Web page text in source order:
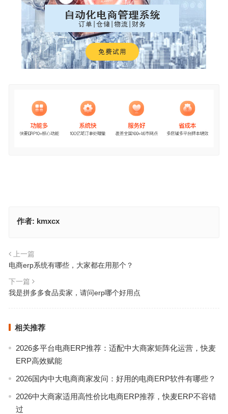
作者: kmxcx
上一篇
电商erp系统有哪些，大家都在用那个？
下一篇
我是拼多多食品卖家，请问erp哪个好用点
相关推荐
2026多平台电商ERP推荐：适配中大商家矩阵化运营，快麦
ERP高效赋能
2026国内中大电商商家发问：好用的电商ERP软件有哪些？
2026中大商家适用高性价比电商ERP推荐，快麦ERP不容错
过